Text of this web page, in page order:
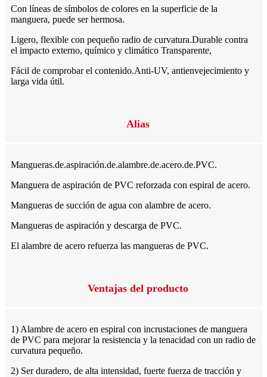
Con líneas de símbolos de colores en la superficie de la
manguera, puede ser hermosa.
Ligero, flexible con pequeño radio de curvatura.Durable contra
el impacto externo, químico y climático Transparente,
Fácil de comprobar el contenido.Anti-UV, antienvejecimiento y
larga vida útil.
Alias
Mangueras.de.aspiración.de.alambre.de.acero.de.PVC.
Manguera de aspiración de PVC reforzada con espiral de acero.
Mangueras de succión de agua con alambre de acero.
Mangueras de aspiración y descarga de PVC.
El alambre de acero refuerza las mangueras de PVC.
Ventajas del producto
1) Alambre de acero en espiral con incrustaciones de manguera
de PVC para mejorar la resistencia y la tenacidad con un radio de
curvatura pequeño.
2) Ser duradero, de alta intensidad, fuerte fuerza de tracción y